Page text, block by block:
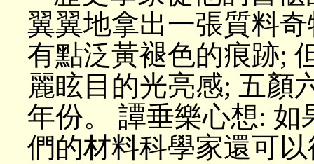
翼翼地拿出一張質料
有點泛黃褪色的痕跡;
麗眩目的光亮感; 五顏
年份。 譚垂樂心想: 如
們的材料科學家還可